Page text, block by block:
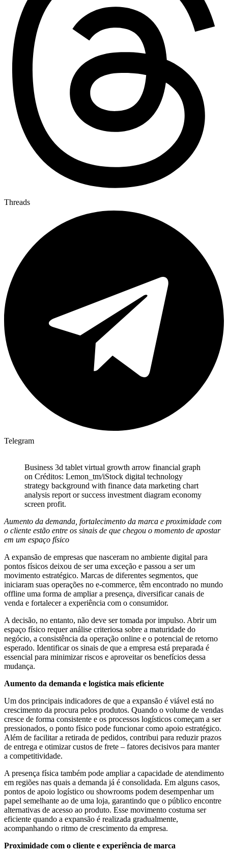
Threads
Telegram
Business 3d tablet virtual growth arrow financial graph
on Créditos: Lemon_tm/iStock digital technology
strategy background with finance data marketing chart
analysis report or success investment diagram economy
screen profit.
Aumento da demanda, fortalecimento da marca e proximidade com
o cliente estão entre os sinais de que chegou o momento de apostar
em um espaço físico
A expansão de empresas que nasceram no ambiente digital para
pontos físicos deixou de ser uma exceção e passou a ser um
movimento estratégico. Marcas de diferentes segmentos, que
iniciaram suas operações no e-commerce, têm encontrado no mundo
offline uma forma de ampliar a presença, diversificar canais de
venda e fortalecer a experiência com o consumidor.
A decisão, no entanto, não deve ser tomada por impulso. Abrir um
espaço físico requer análise criteriosa sobre a maturidade do
negócio, a consistência da operação online e o potencial de retorno
esperado. Identificar os sinais de que a empresa está preparada é
essencial para minimizar riscos e aproveitar os benefícios dessa
mudança.
Aumento da demanda e logística mais eficiente
Um dos principais indicadores de que a expansão é viável está no
crescimento da procura pelos produtos. Quando o volume de vendas
cresce de forma consistente e os processos logísticos começam a ser
pressionados, o ponto físico pode funcionar como apoio estratégico.
Além de facilitar a retirada de pedidos, contribui para reduzir prazos
de entrega e otimizar custos de frete – fatores decisivos para manter
a competitividade.
A presença física também pode ampliar a capacidade de atendimento
em regiões nas quais a demanda já é consolidada. Em alguns casos,
pontos de apoio logístico ou showrooms podem desempenhar um
papel semelhante ao de uma loja, garantindo que o público encontre
alternativas de acesso ao produto. Esse movimento costuma ser
eficiente quando a expansão é realizada gradualmente,
acompanhando o ritmo de crescimento da empresa.
Proximidade com o cliente e experiência de marca